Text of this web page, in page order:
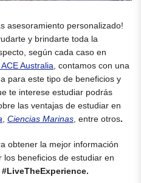
asesoramiento personalizado!
y brindarte toda la
según cada caso en
Australia , contamos con una
para este tipo de beneficios y
te interese estudiar podrás
las ventajas de estudiar en
Ciencias Marinas , entre otros.
obtener la mejor información
beneficios de estudiar en
#LiveTheExperience.